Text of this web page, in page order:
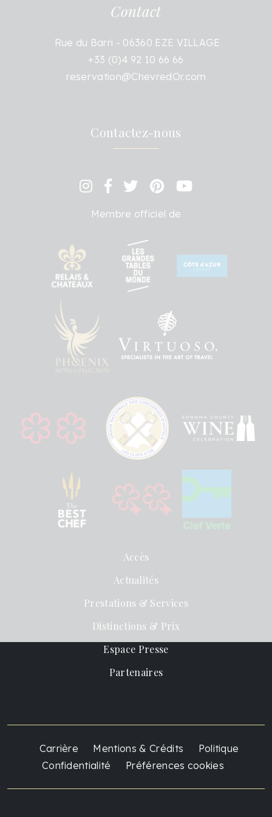
Contact
Rue du Barri - 06360 EZE VILLAGE
+33 (0)4 92 10 66 66
reservation@ChevredOr.com
Contactez-nous
Membre officiel de
Accès
Actualités
Prestations & Services
Distinctions & Prix
Espace Presse
Partenaires
Carrière Mentions & Crédits
Politique
Confidentialité
Préférences cookies